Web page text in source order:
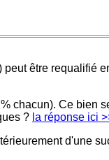
être requalifié
chacun). Ce bien
? la réponse ici
d'une